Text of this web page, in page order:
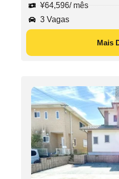
¥64,596/ mês
3 Vagas
Mais